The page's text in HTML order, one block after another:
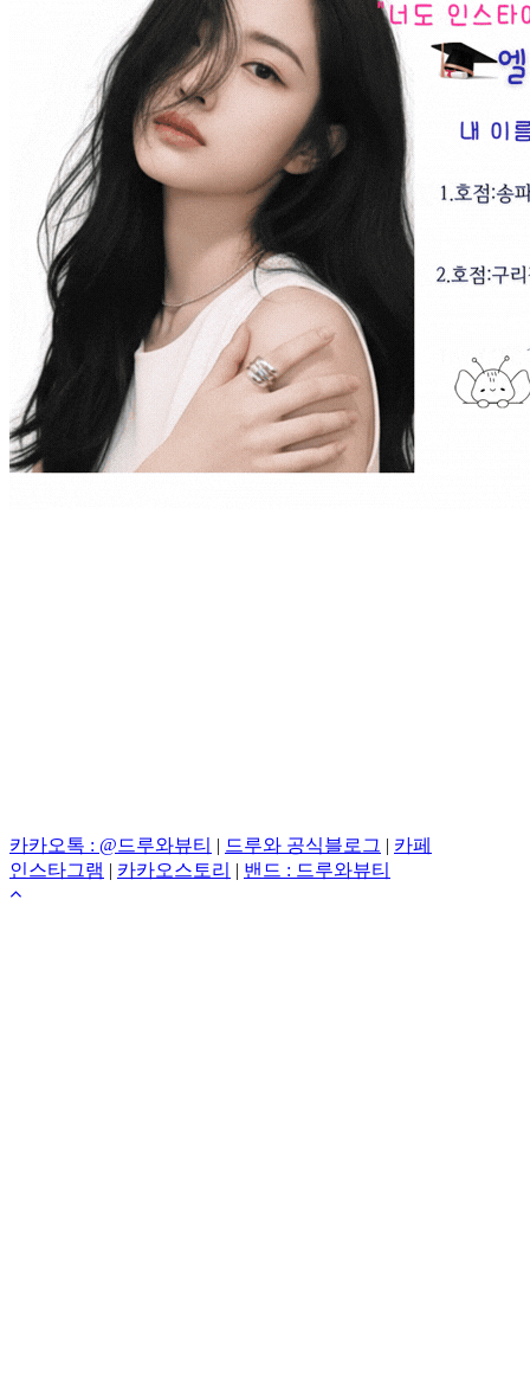
카카오톡 : @드루와뷰티 | 드루와 공식블로그 | 카페
인스타그램 | 카카오스토리 | 밴드 : 드루와뷰티